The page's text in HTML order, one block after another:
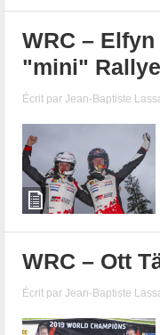
WRC –
"mini"
Écrit parJean-Baptiste
WRC – Ott
Écrit parJean-Baptiste